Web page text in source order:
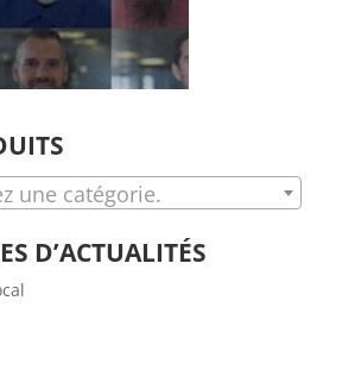
une catégorie.
D’ACTUALITÉS